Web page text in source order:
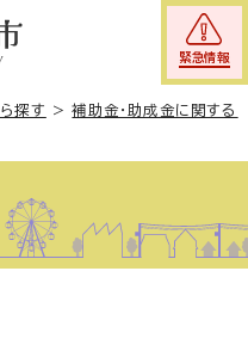
緊急情報
探す >補助金・助成金に関する